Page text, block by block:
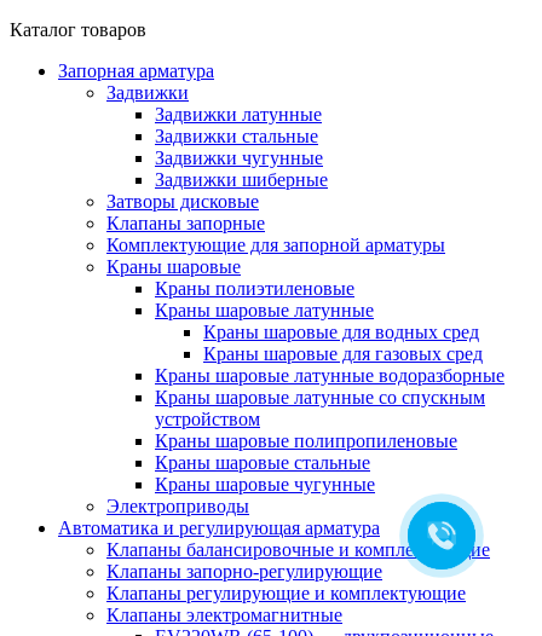
Каталог товаров
Запорная арматура
Задвижки
Задвижки латунные
Задвижки стальные
Задвижки чугунные
Задвижки шиберные
Затворы дисковые
Клапаны запорные
Комплектующие для запорной арматуры
Краны шаровые
Краны полиэтиленовые
Краны шаровые латунные
Краны шаровые для водных сред
Краны шаровые для газовых сред
Краны шаровые латунные водоразборные
Краны шаровые латунные со спускным
устройством
Краны шаровые полипропиленовые
Краны шаровые стальные
Краны шаровые чугунные
Электроприводы
Автоматика и регулирующая арматура
Клапаны балансировочные и комплектующие
Клапаны запорно-регулирующие
Клапаны регулирующие и комплектующие
Клапаны электромагнитные